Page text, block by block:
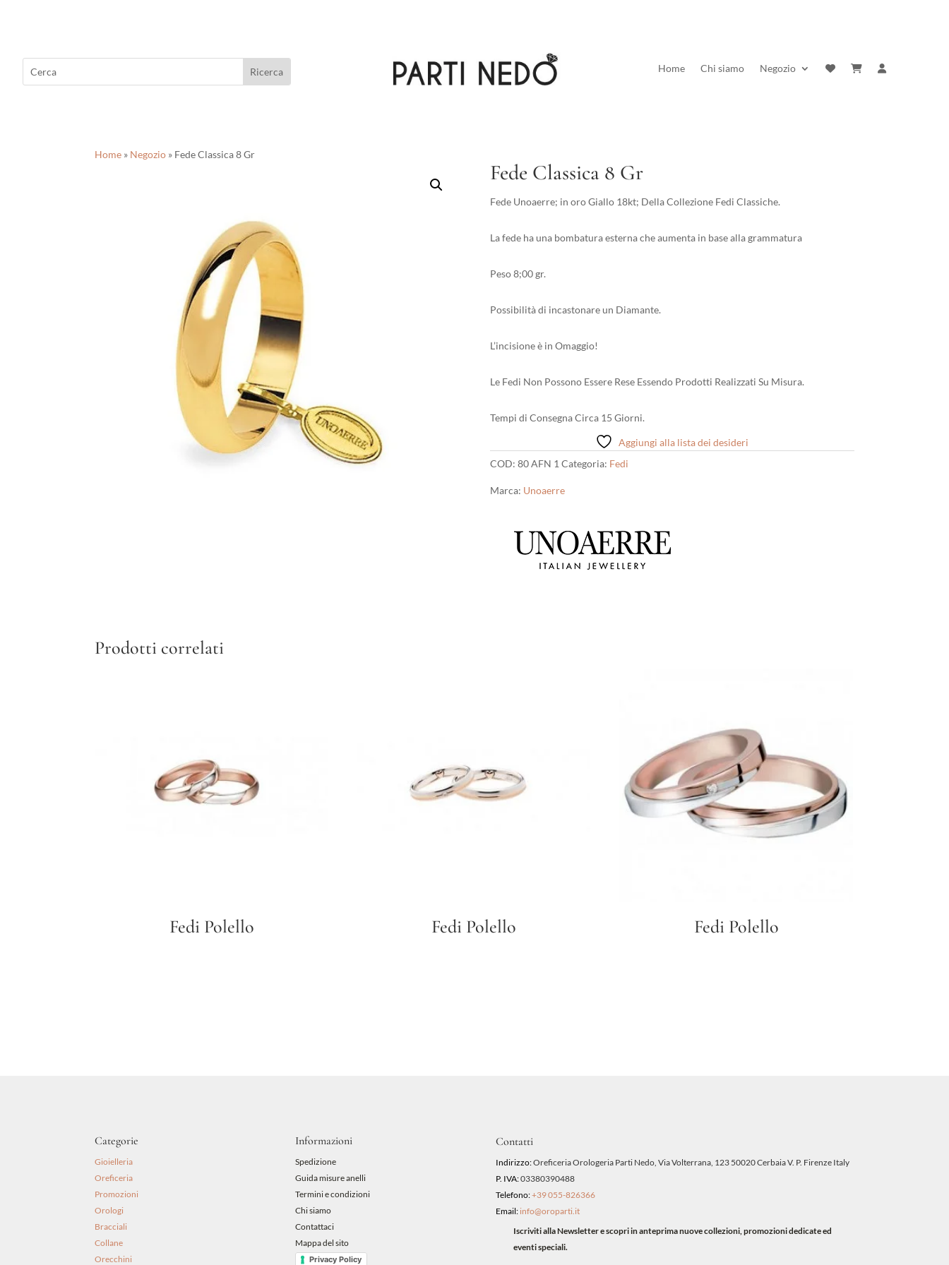
Home Chi siamo Negozio
Home » Negozio » Fede Classica 8 Gr
Fede Classica 8 Gr
Fede Unoaerre; in oro Giallo 18kt; Della Collezione Fedi Classiche.
La fede ha una bombatura esterna che aumenta in base alla grammatura
Peso 8;00 gr.
Possibilità di incastonare un Diamante.
L’incisione è in Omaggio!
Le Fedi Non Possono Essere Rese Essendo Prodotti Realizzati Su Misura.
Tempi di Consegna Circa 15 Giorni.
Aggiungi alla lista dei desideri
COD: 80 AFN 1 Categoria: Fedi
Marca: Unoaerre
Prodotti correlati
Fedi Polello Fedi Polello Fedi Polello
Categorie
Gioielleria
Oreficeria
Promozioni
Orologi
Bracciali
Collane
Orecchini
Informazioni
Spedizione
Guida misure anelli
Termini e condizioni
Chi siamo
Contattaci
Mappa del sito
Privacy Policy
Contatti
Indirizzo:Oreficeria Orologeria Parti Nedo, Via Volterrana, 123 50020 Cerbaia V. P. Firenze Italy
P. IVA:03380390488
Telefono:+39 055-826366
Email: info@oroparti.it
Iscriviti alla Newsletter e scopri in anteprima nuove collezioni, promozioni dedicate ed
eventi speciali.